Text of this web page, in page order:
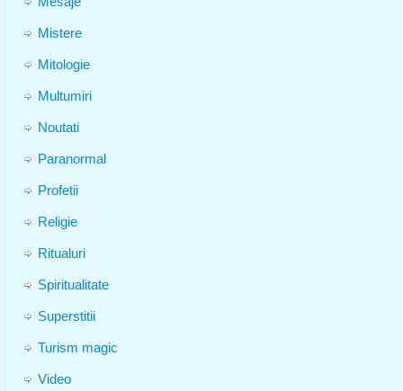
Mistere
Mitologie
Multumiri
Noutati
Paranormal
Profetii
Religie
Ritualuri
Spiritualitate
Superstitii
Turism magic
Video